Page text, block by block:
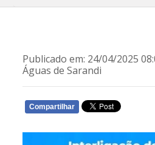
Publicado em: 24/04/2025
Águas de Sarandi
Compartilhar